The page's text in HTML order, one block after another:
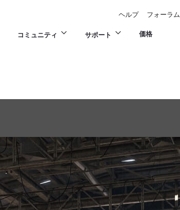
ヘルプ フォーラム
コミュニティ サポート 価格